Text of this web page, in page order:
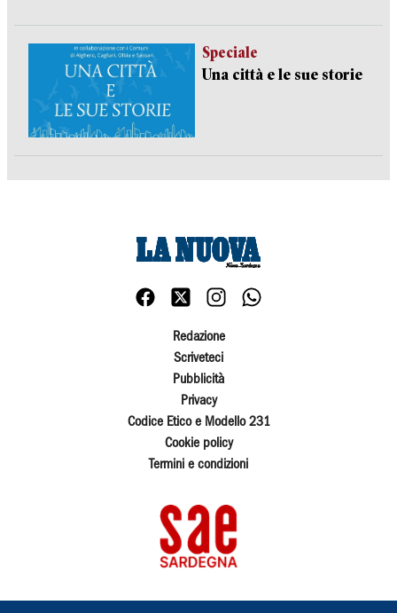
Speciale
Una città e le sue storie
Redazione
Scriveteci
Pubblicità
Privacy
Codice Etico e Modello 231
Cookie policy
Termini e condizioni